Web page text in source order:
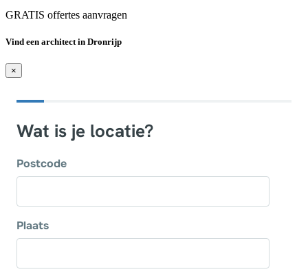
GRATIS offertes aanvragen
Vind een architect in Dronrijp
×